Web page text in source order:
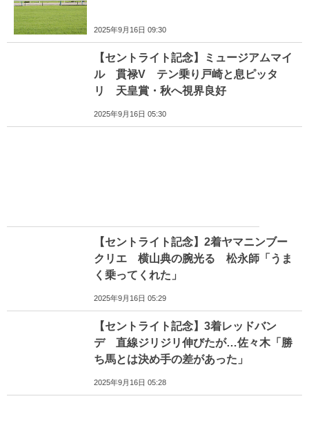
2025年9月16日 09:30
【セントライト記念】ミュージアムマイ
ル 貫禄V テン乗り戸崎と息ピッタ
リ 天皇賞・秋へ視界良好
2025年9月16日 05:30
【セントライト記念】2着ヤマニンブー
クリエ 横山典の腕光る 松永師「うま
く乗ってくれた」
2025年9月16日 05:29
【セントライト記念】3着レッドバン
デ 直線ジリジリ伸びたが…佐々木「勝
ち馬とは決め手の差があった」
2025年9月16日 05:28